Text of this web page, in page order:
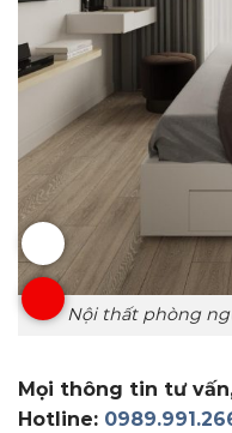
Nội thất phòng
Mọi thông tin tư
Hotline: